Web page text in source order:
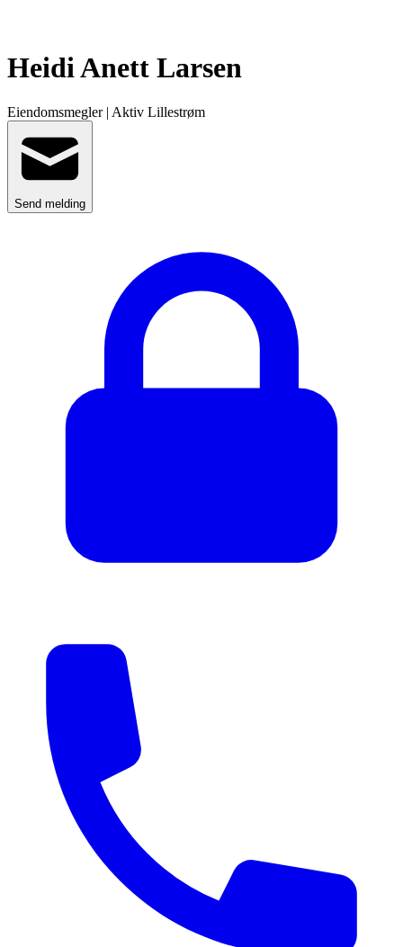
Heidi Anett Larsen
Eiendomsmegler| Aktiv Lillestrøm
Send melding